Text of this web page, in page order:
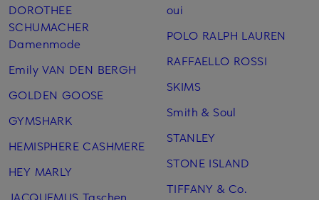
DOROTHEE
SCHUMACHER
Damenmode
Emily VAN DEN BERGH
GOLDEN GOOSE
GYMSHARK
HEMISPHERE CASHMERE
HEY MARLY
JACQUEMUS Taschen
oui
POLO RALPH LAUREN
RAFFAELLO ROSSI
SKIMS
Smith & Soul
STANLEY
STONE ISLAND
TIFFANY & Co.